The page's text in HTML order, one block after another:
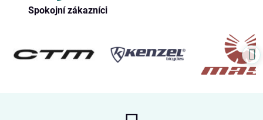
Spokojní zákazníci